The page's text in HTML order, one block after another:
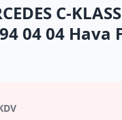
C-
04 04 Hava